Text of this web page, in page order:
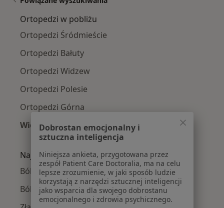
Ortopedzi w pobliżu
Ortopedzi Śródmieście
Ortopedzi Bałuty
Ortopedzi Widzew
Ortopedzi Polesie
Ortopedzi Górna
Więcej (3)
Więcej w kategorii: Ortopedzi w pobliżu
Najczęście leczone choroby
Ból kolana w Łodzi
Ból barku w Łodzi
Dobrostan emocjonalny i
sztuczna inteligencja
Niniejsza ankieta, przygotowana przez
zespół Patient Care Doctoralia, ma na celu
lepsze zrozumienie, w jaki sposób ludzie
korzystają z narzędzi sztucznej inteligencji
jako wsparcia dla swojego dobrostanu
emocjonalnego i zdrowia psychicznego.